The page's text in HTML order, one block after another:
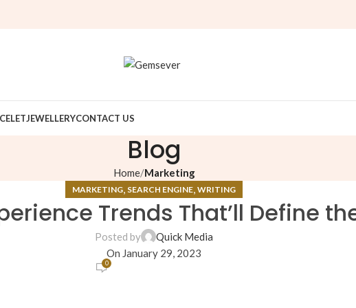
JEWELLERYCONTACT US
Blog
Home Marketing
MARKETING, SEARCH ENGINE, WRITING
Trends That’ll Define
Posted by
Quick Media
On January 29, 2023
0